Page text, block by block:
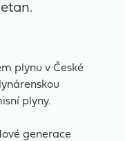
plynu v České
plyny.
generace